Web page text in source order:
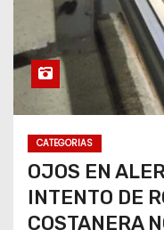
CATEGORIAS
OJOS EN
INTENTO DE
COSTANERA